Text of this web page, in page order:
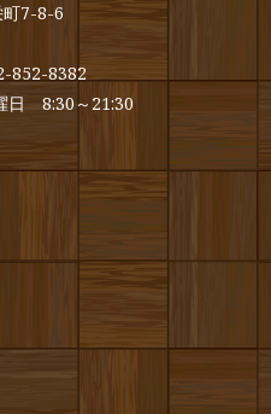
町7-8-6
852-8382
日 8:30～21:30